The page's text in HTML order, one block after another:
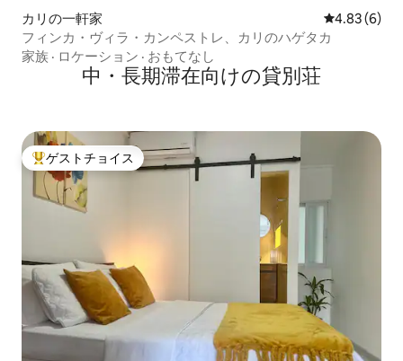
カリの一軒家 レビュー6
4.83 (6)
フィンカ・ヴィラ・カンペストレ、カリのハゲタカ
家族 · ロケーション · おもてなし
中・長期滞在向けの貸別荘
大好評のゲストチョイスです。
ゲストチョイス